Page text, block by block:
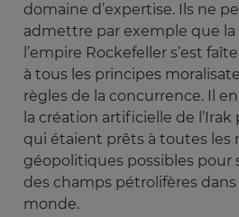
domaine d’expertise. Ils ne
admettre par exemple que
l’empire Rockefeller s’est
à tous les principes
règles de la concurrence. Il
la création artificielle de
qui étaient prêts à toutes les
géopolitiques possibles pour
des champs pétrolifères
monde.